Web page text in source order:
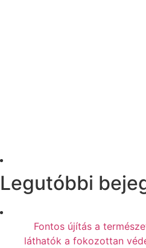
Legutóbbi
Fontos újítás a
láthatók a fokozottan